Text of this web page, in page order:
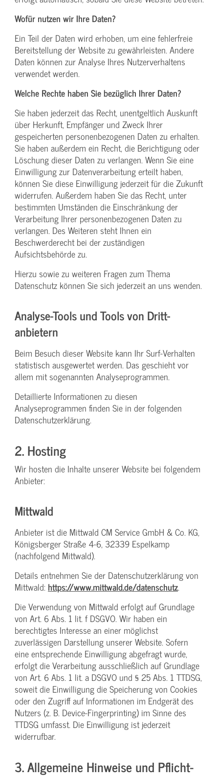
Wofür nutzen wir Ihre Daten?
Ein Teil der Daten wird erhoben, um eine fehlerfreie
Bereitstellung der Website zu gewährleisten. Andere
Daten können zur Analyse Ihres Nutzerverhaltens
verwendet werden.
Welche Rechte haben Sie bezüglich Ihrer Daten?
Sie haben jederzeit das Recht, unentgeltlich Auskunft
über Herkunft, Empfänger und Zweck Ihrer
gespeicherten personenbezogenen Daten zu erhalten.
Sie haben außerdem ein Recht, die Berichtigung oder
Löschung dieser Daten zu verlangen. Wenn Sie eine
Einwilligung zur Datenverarbeitung erteilt haben,
können Sie diese Einwilligung jederzeit für die Zukunft
widerrufen. Außerdem haben Sie das Recht, unter
bestimmten Umständen die Einschränkung der
Verarbeitung Ihrer personenbezogenen Daten zu
verlangen. Des Weiteren steht Ihnen ein
Beschwerderecht bei der zuständigen
Aufsichtsbehörde zu.
Hierzu sowie zu weiteren Fragen zum Thema
Datenschutz können Sie sich jederzeit an uns wenden.
Analyse-Tools und Tools von Dritt­
anbietern
Beim Besuch dieser Website kann Ihr Surf-Verhalten
statistisch ausgewertet werden. Das geschieht vor
allem mit sogenannten Analyseprogrammen.
Detaillierte Informationen zu diesen
Analyseprogrammen finden Sie in der folgenden
Datenschutzerklärung.
2. Hosting
Wir hosten die Inhalte unserer Website bei folgendem
Anbieter:
Mittwald
Anbieter ist die Mittwald CM Service GmbH & Co. KG,
Königsberger Straße 4-6, 32339 Espelkamp
(nachfolgend Mittwald).
Details entnehmen Sie der Datenschutzerklärung von
Mittwald: https://www.mittwald.de/datenschutz.
Die Verwendung von Mittwald erfolgt auf Grundlage
von Art. 6 Abs. 1 lit. f DSGVO. Wir haben ein
berechtigtes Interesse an einer möglichst
zuverlässigen Darstellung unserer Website. Sofern
eine entsprechende Einwilligung abgefragt wurde,
erfolgt die Verarbeitung ausschließlich auf Grundlage
von Art. 6 Abs. 1 lit. a DSGVO und § 25 Abs. 1 TTDSG,
soweit die Einwilligung die Speicherung von Cookies
oder den Zugriff auf Informationen im Endgerät des
Nutzers (z. B. Device-Fingerprinting) im Sinne des
TTDSG umfasst. Die Einwilligung ist jederzeit
widerrufbar.
3. Allgemeine Hinweise und Pflicht­